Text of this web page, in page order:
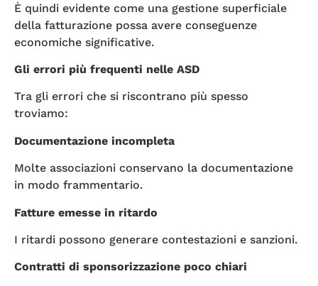
È quindi evidente come una gestione superficiale
della fatturazione possa avere conseguenze
economiche significative.
Gli errori più frequenti nelle ASD
Tra gli errori che si riscontrano più spesso
troviamo:
Documentazione incompleta
Molte associazioni conservano la documentazione
in modo frammentario.
Fatture emesse in ritardo
I ritardi possono generare contestazioni e sanzioni.
Contratti di sponsorizzazione poco chiari